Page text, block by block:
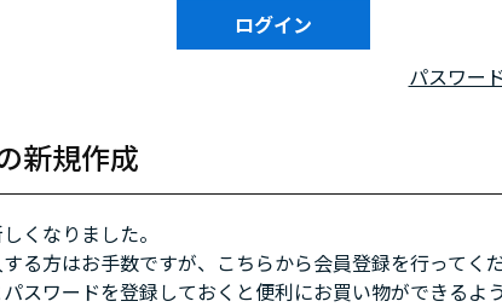
パスワー
新規作成
くなりました。
る方はお手数ですが、こちらから会員登録を行ってくだ
スワードを登録しておくと便利にお買い物ができるよ